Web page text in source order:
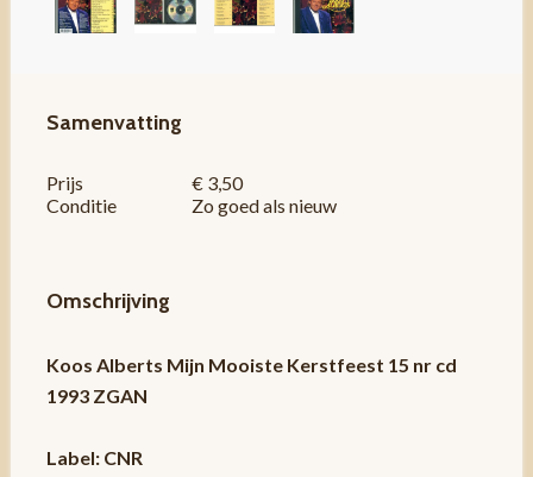
Samenvatting
Prijs
€ 3,50
Conditie
Zo goed als nieuw
Omschrijving
Koos Alberts Mijn Mooiste Kerstfeest 15 nr cd
1993 ZGAN
Label: CNR